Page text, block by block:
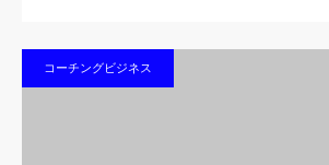
コーチングビジネス